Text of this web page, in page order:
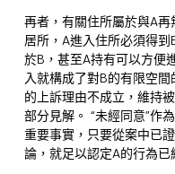
再者，有關住所屬於與A
居所，A進入住所必須得
於B，甚至A持有可以方便
入就構成了對B的有限空
的上訴理由不成立，維持
部分見解。 “未經同意”作
重要事實，只要從案中已
論，就足以認定A的行為